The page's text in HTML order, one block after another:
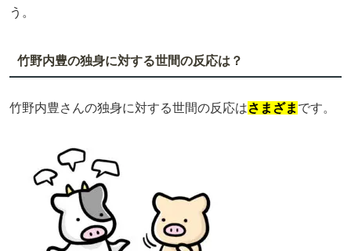
う。
竹野内豊の独身に対する世間の反応は？
竹野内豊さんの独身に対する世間の反応はさまざまです。